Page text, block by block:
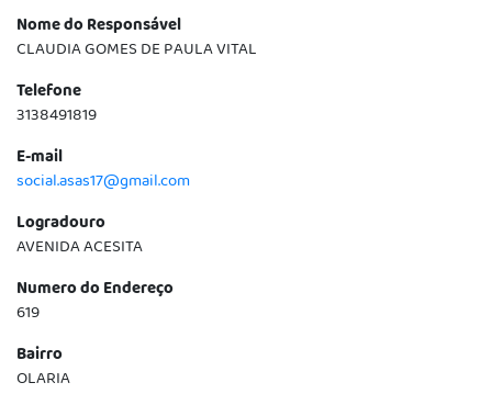
Nome do Responsável
CLAUDIA GOMES DE PAULA VITAL
Telefone
3138491819
E-mail
social.asas17@gmail.com
Logradouro
AVENIDA ACESITA
Numero do Endereço
619
Bairro
OLARIA